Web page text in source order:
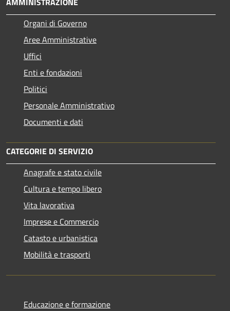
Organi di Governo
Aree Amministrative
Uffici
Enti e fondazioni
Politici
Personale Amministrativo
Documenti e dati
CATEGORIE DI SERVIZIO
Anagrafe e stato civile
Cultura e tempo libero
Vita lavorativa
Imprese e Commercio
Catasto e urbanistica
Mobilità e trasporti
Educazione e formazione